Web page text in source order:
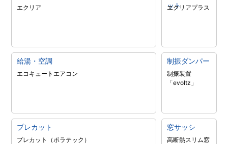
エクリア
ット
エクリアプラス
給湯・空調
エコキュート エアコン
制振ダンパー
制振装置
「evoltz」
プレカット
プレカット（ポラテック）
窓サッシ
高断熱スリム窓